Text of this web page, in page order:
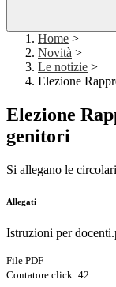
Home >
Novità >
Le notizie >
Elezione
Elezione
genitori
Si allegano le
Allegati
Istruzioni per
File PDF
Contatore click: 42